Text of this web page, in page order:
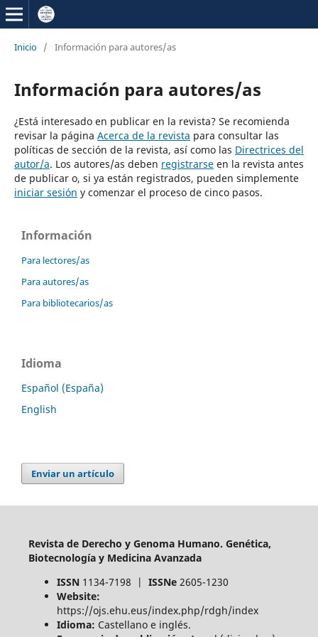
Inicio / Información para autores/as
Información para autores/as
¿Está interesado en publicar en la revista? Se recomienda
revisar la página Acerca de la revista para consultar las
políticas de sección de la revista, así como las Directrices del
autor/a. Los autores/as deben registrarseen la revista antes
de publicar o, si ya están registrados, pueden simplemente
iniciar sesión y comenzar el proceso de cinco pasos.
Información
Para lectores/as
Para autores/as
Para bibliotecarios/as
Idioma
Español (España)
English
Enviar un artículo
Revista de Derecho y Genoma Humano. Genética,
Biotecnología y Medicina Avanzada
ISSN1134-7198 | ISSNe2605-1230
Website:
https://ojs.ehu.eus/index.php/rdgh/index
Idioma: Castellano e inglés.